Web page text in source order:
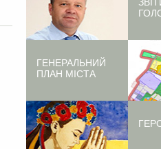
ГЕНЕРАЛЬНИЙ
ПЛАН МІСТА